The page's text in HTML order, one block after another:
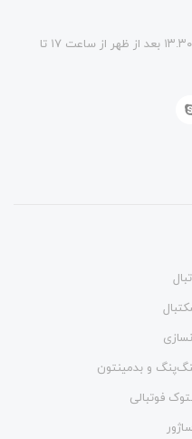
شنبه تا پنجشنبه، از ساعت ۱۰:۳۰صبح تا ۱۳.۳۰ بعد از ظهر از ساعت ۱۷ تا
و بدمينتون
فوتبالی